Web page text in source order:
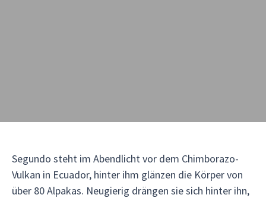
Segundo steht im Abendlicht vor dem Chimborazo-
Vulkan in Ecuador, hinter ihm glänzen die Körper von
über 80 Alpakas. Neugierig drängen sie sich hinter ihn,